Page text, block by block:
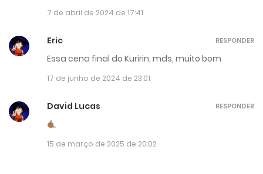
7 de abril de 2024 de 17:41
Eric
Essa cena final do Kuririn, mds, muito bom
17 de junho de 2024 de 23:01
RESPONDER
David Lucas
15 de março de 2025 de 20:02
RESPONDER